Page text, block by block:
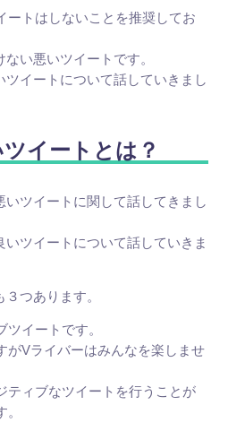
ートはしないことを推奨してお
い悪いツイートです。
ツイートについて話していきまし
イートとは？
いツイートに関して話してきまし
いツイートについて話していきま
つあります。
ツイートです。
がVライバーはみんなを楽しませ
ティブなツイートを行うことが